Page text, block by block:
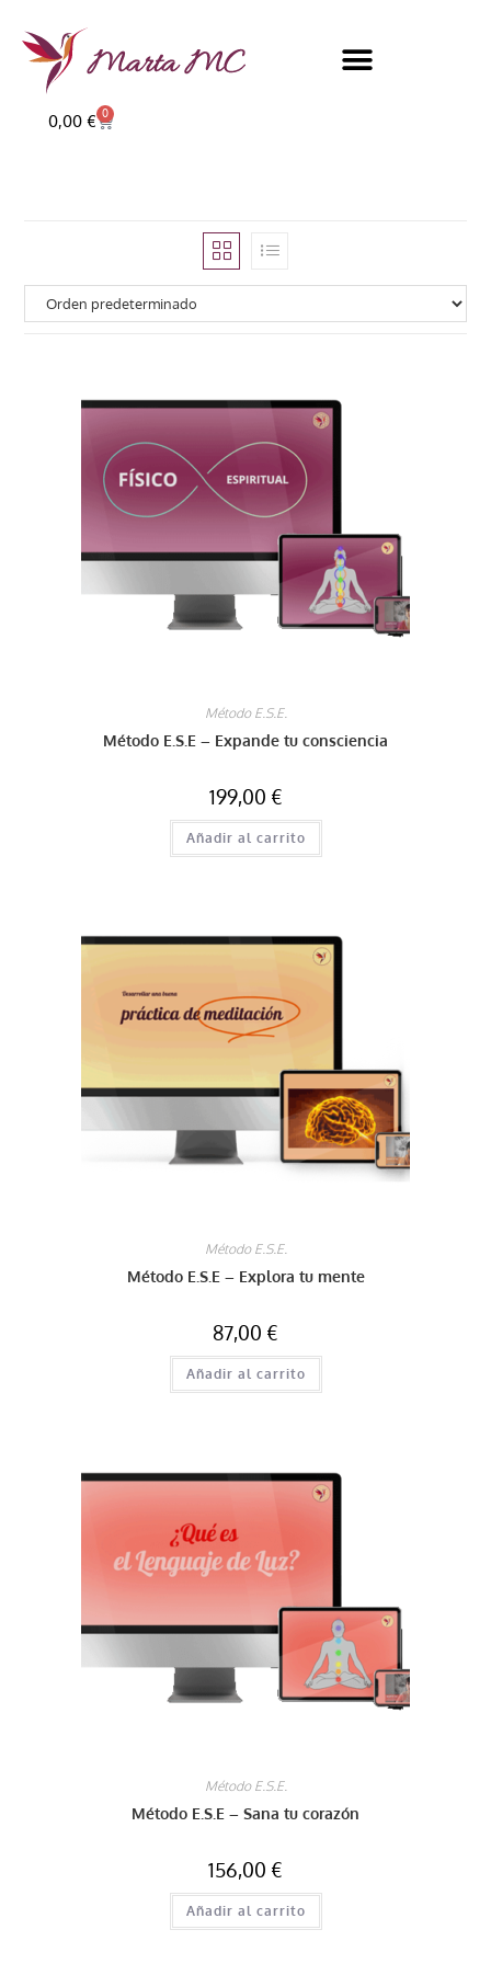
0,00 € 0
Método E.S.E.
Método E.S.E – Expande tu consciencia
199,00 €
Añadir al carrito
Método E.S.E.
Método E.S.E – Explora tu mente
87,00 €
Añadir al carrito
Método E.S.E.
Método E.S.E – Sana tu corazón
156,00 €
Añadir al carrito